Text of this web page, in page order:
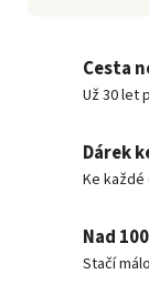
Cesta
Už 30 let
Dárek
Ke
Nad
Stačí